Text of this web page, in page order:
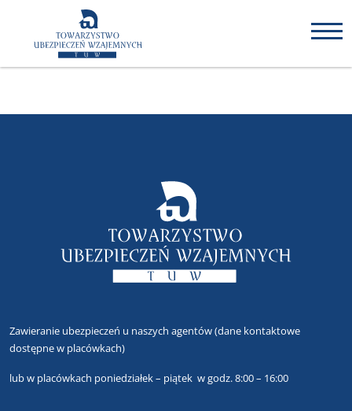
Zawieranie ubezpieczeń u naszych agentów(dane kontaktowe
dostępne w placówkach)
lubw placówkach poniedziałek – piątek w godz. 8:00 – 16:00